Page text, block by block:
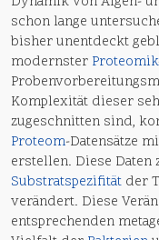
schon lange
bisher unentdeckt
modernster Proteomik
Komplexität dieser
zugeschnitten sind,
Proteom-Datensätze
erstellen. Diese Daten
Substratspezifität der
verändert. Diese
entsprechenden